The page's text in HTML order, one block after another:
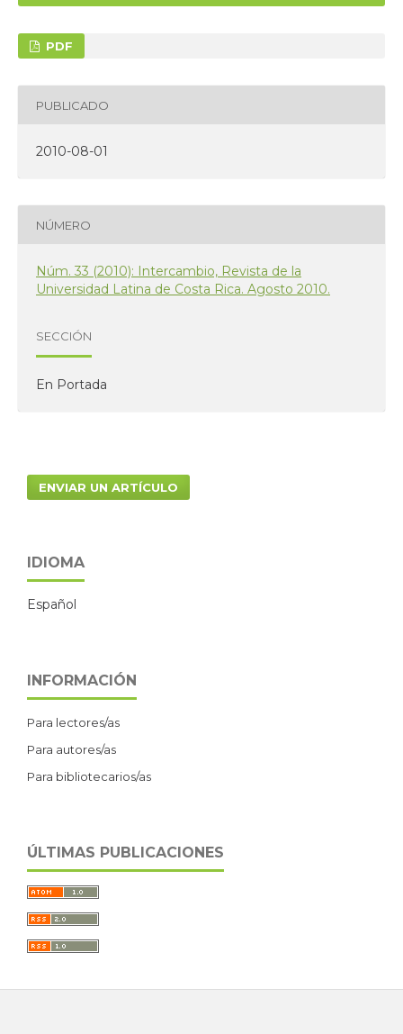
PDF
PUBLICADO
2010-08-01
NÚMERO
Núm. 33 (2010): Intercambio, Revista de la
Universidad Latina de Costa Rica. Agosto 2010.
SECCIÓN
En Portada
ENVIAR UN ARTÍCULO
IDIOMA
Español
INFORMACIÓN
Para lectores/as
Para autores/as
Para bibliotecarios/as
ÚLTIMAS PUBLICACIONES